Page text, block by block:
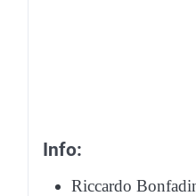
Info:
Riccardo